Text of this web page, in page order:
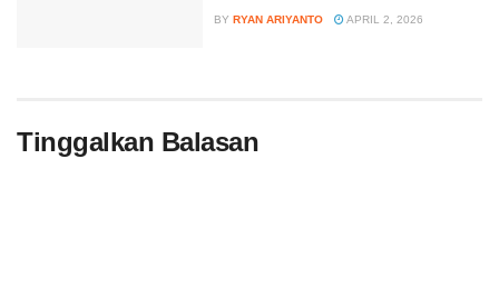
BY RYAN ARIYANTO APRIL 2, 2026
Tinggalkan Balasan